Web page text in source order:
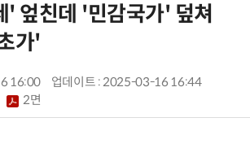
' 엎친데 '민감국가' 덮쳐
가'
16:00
업데이트 : 2025-03-16 16:44
2면